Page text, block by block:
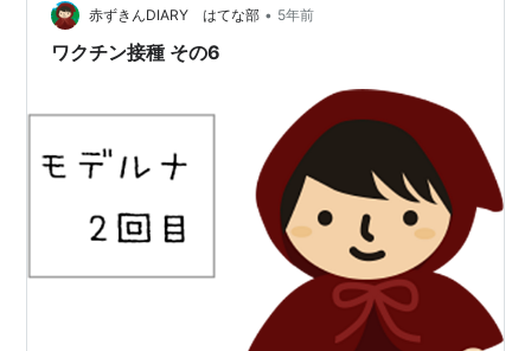
もあるかぁ…
赤ずきんDIARY はてな部 • 5年前
ワクチン接種 その6